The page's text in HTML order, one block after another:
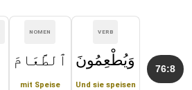
76:8
VERB
وَيُطْعِمُونَ
Und sie speisen
NOMEN
ٱلطَّعَامَ
mit Speise